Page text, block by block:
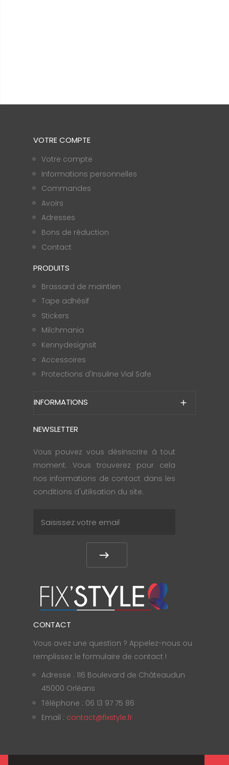
VOTRE COMPTE
Votre compte
Informations personnelles
Commandes
Avoirs
Adresses
Bons de réduction
Contact
PRODUITS
Brassard de maintien
Tape adhésif
Stickers
Milchmania
Kennydesignsit
Accessoires
Protections d'Insuline Vial Safe
INFORMATIONS add
NEWSLETTER
Vous pouvez vous désinscrire à tout
moment. Vous trouverez pour cela
nos informations de contact dans les
conditions d'utilisation du site.
CONTACT
Vous avez une question ? Appelez-nous ou
remplissez le formulaire de contact !
Adresse : 116 Boulevard de Châteaudun
45000 Orléans
Téléphone : 06 13 97 75 86
Email : contact@fixstyle.fr